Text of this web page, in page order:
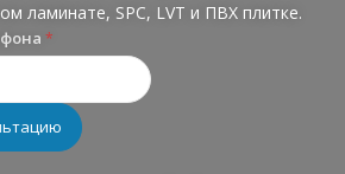
ламинате, SPC, LVT и ПВХ плитке.
*